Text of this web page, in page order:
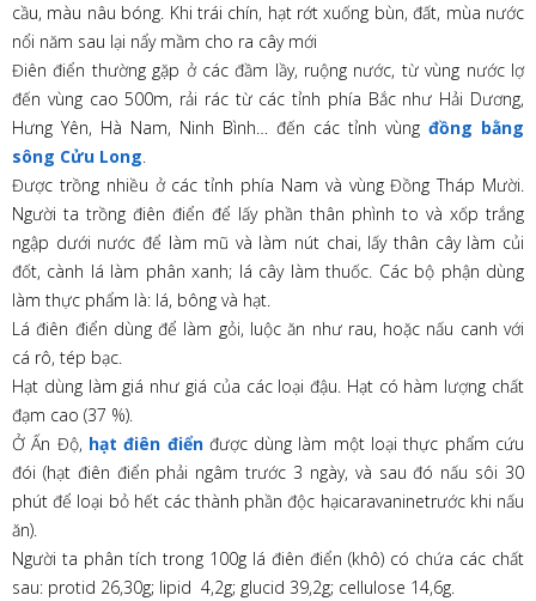
cầu, màu nâu bóng. Khi trái chín, hạt rớt xuống bùn, đất, mùa nước
nổi năm sau lại nẩy mầm cho ra cây mới
Điên điển thường gặp ở các đầm lầy, ruộng nước, từ vùng nước lợ
đến vùng cao 500m, rải rác từ các tỉnh phía Bắc như Hải Dương,
Hưng Yên, Hà Nam, Ninh Bình… đến các tỉnh vùng đồng bằng
sông Cửu Long.
Được trồng nhiều ở các tỉnh phía Nam và vùng Đồng Tháp Mười.
Người ta trồng điên điển để lấy phần thân phình to và xốp trắng
ngập dưới nước để làm mũ và làm nút chai, lấy thân cây làm củi
đốt, cành lá làm phân xanh; lá cây làm thuốc. Các bộ phận dùng
làm thực phẩm là: lá, bông và hạt.
Lá điên điển dùng để làm gỏi, luộc ăn như rau, hoặc nấu canh với
cá rô, tép bạc.
Hạt dùng làm giá như giá của các loại đậu. Hạt có hàm lượng chất
đạm cao (37 %).
Ở Ấn Độ, hạt điên điểnđược dùng làm một loại thực phẩm cứu
đói (hạt điên điển phải ngâm trước 3 ngày, và sau đó nấu sôi 30
phút để loại bỏ hết các thành phần độc hạicaravaninetrước khi nấu
ăn).
Người ta phân tích trong 100g lá điên điển (khô) có chứa các chất
sau: protid 26,30g; lipid 4,2g; glucid 39,2g; cellulose 14,6g.